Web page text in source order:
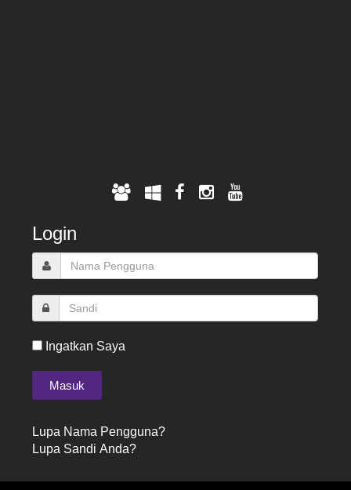
Login
Ingatkan Saya
Lupa Nama Pengguna?
Lupa Sandi Anda?